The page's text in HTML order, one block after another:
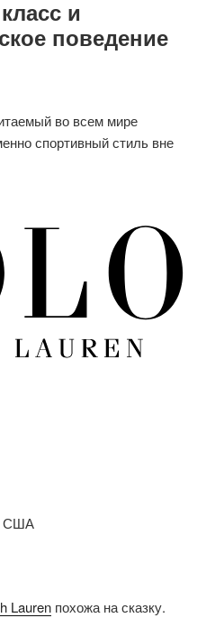
и
поведение
во всем мире
спортивный стиль вне
США
Lauren похожа на сказку.